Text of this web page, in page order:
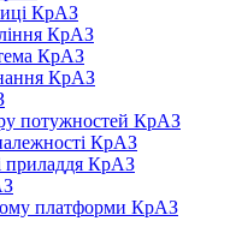
КрАЗ
КрАЗ
КрАЗ
КрАЗ
потужностей КрАЗ
КрАЗ
приладдя КрАЗ
платформи КрАЗ